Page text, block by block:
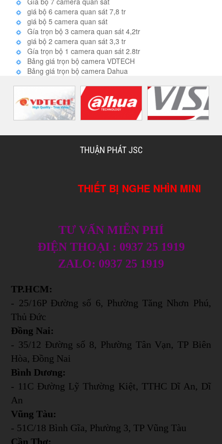
giá bộ 6 camera quan sát 7,8 tr
giá bộ 5 camera quan sát
Gía trọn bộ 3 camera quan sát 4,2tr
giá bộ 2 camera quan sát 3,3 tr
Gía trọn bộ 1 camera quan sát 2.8tr
Bảng giá trọn bộ camera VDTECH
Bảng giá trọn bộ camera Dahua
THUẬN PHÁT JSC
THIẾT BỊ NGHE NHÌN MINI
TƯ VẤN MIỄN PHÍ
ĐIỆN THOẠI : 0937 25 1919
ZALO: 0937 25 1919
TP.HCM:
- 25/16P Đường số 6, Phường Tăng Nhơn Phú,
Thủ Đức
Đồng Nai:
- 35/12 Đường số 8, Phường Tân Vạn, TP Biên
Hòa, Đồng Nai
Bình Dương:
- 11C Đường Lỹ Thường Kiệt, TTHC Dĩ An, Dĩ
An
Vũng Tàu:
- 51C/18 Bình Gĩa, Phường 3, TP Vũng Tàu
Cần Thơ: